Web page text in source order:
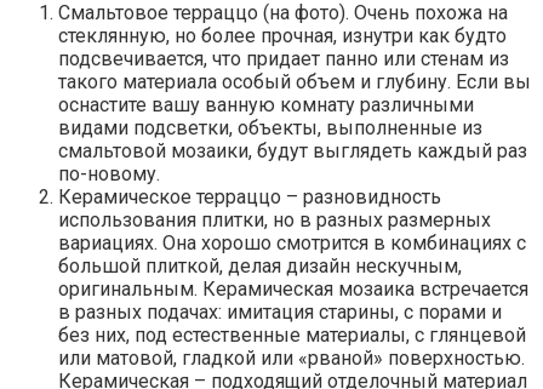
Смальтовое терраццо (на фото). Очень похожа на
стеклянную, но более прочная, изнутри как будто
подсвечивается, что придает панно или стенам из
такого материала особый объем и глубину. Если вы
оснастите вашу ванную комнату различными
видами подсветки, объекты, выполненные из
смальтовой мозаики, будут выглядеть каждый раз
по-новому.
Керамическое терраццо – разновидность
использования плитки, но в разных размерных
вариациях. Она хорошо смотрится в комбинациях с
большой плиткой, делая дизайн нескучным,
оригинальным. Керамическая мозаика встречается
в разных подачах: имитация старины, с порами и
без них, под естественные материалы, с глянцевой
или матовой, гладкой или «рваной» поверхностью.
Керамическая – подходящий отделочный материал